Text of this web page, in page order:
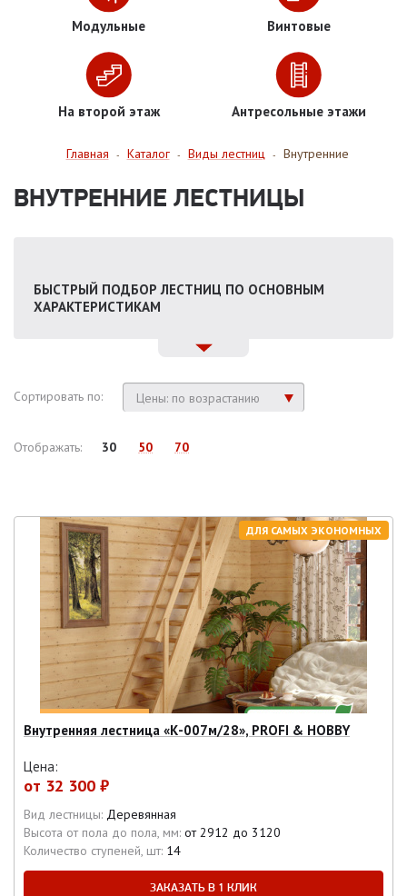
Модульные Винтовые
На второй этаж Антресольные этажи
Главная - Каталог - Виды лестниц - Внутренние
ВНУТРЕННИЕ ЛЕСТНИЦЫ
БЫСТРЫЙ ПОДБОР ЛЕСТНИЦ ПО ОСНОВНЫМ
ХАРАКТЕРИСТИКАМ
Сортировать по: Цены: по возрастанию
Отображать: 30 50 70
ДЛЯ САМЫХ ЭКОНОМНЫХ
Внутренняя лестница «К-007м/28», PROFI & HOBBY
Цена:
от 32 300 ₽
Вид лестницы: Деревянная
Высота от пола до пола, мм: от 2912 до 3120
Количество ступеней, шт: 14
ЗАКАЗАТЬ В 1 КЛИК